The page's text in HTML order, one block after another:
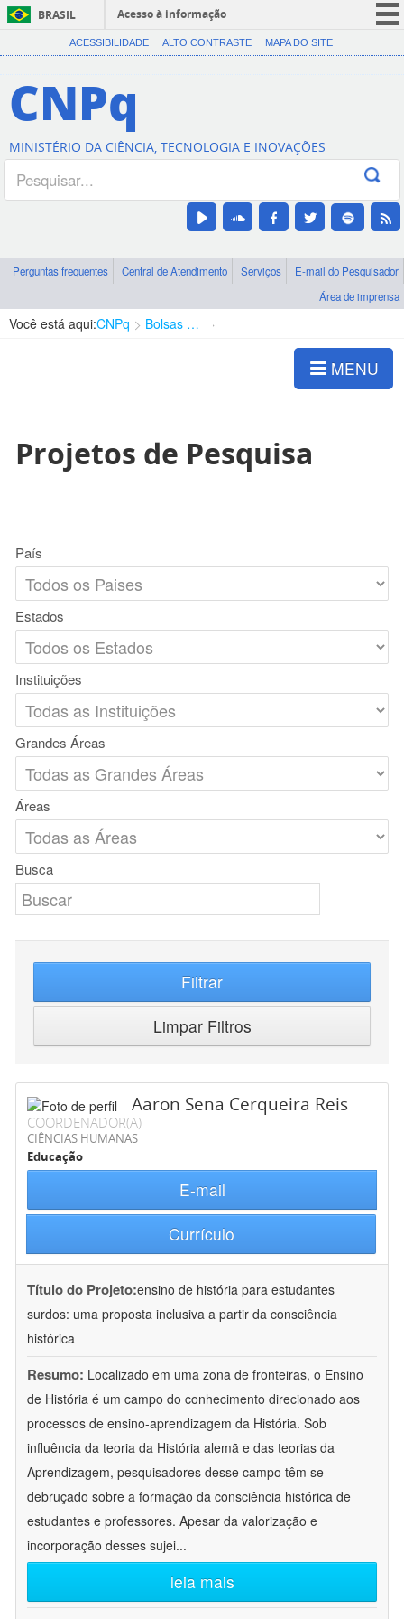
BRASIL
Acesso à informação
CORONAVÍRUS (COVID-19)
Canais
ACESSIBILIDADE ALTO CONTRASTE MAPA DO SITE
CNPq
MINISTÉRIO DA CIÊNCIA, TECNOLOGIA E INOVAÇÕES
Perguntas frequentes Central de Atendimento Serviços
E-mail do Pesquisador
Área de imprensa
Você está aqui:CNPq Bolsas e Auxílios Vigentes
MENU
Projetos de Pesquisa
País
Estados
Instituições
Grandes Áreas
Áreas
Busca
Filtrar
Limpar Filtros
Aaron Sena Cerqueira Reis
COORDENADOR(A)
CIÊNCIAS HUMANAS
Educação
E-mail
Currículo
Título do Projeto:ensino de história para estudantes
surdos: uma proposta inclusiva a partir da consciência
histórica
Resumo: Localizado em uma zona de fronteiras, o Ensino
de História é um campo do conhecimento direcionado aos
processos de ensino-aprendizagem da História. Sob
influência da teoria da História alemã e das teorias da
Aprendizagem, pesquisadores desse campo têm se
debruçado sobre a formação da consciência histórica de
estudantes e professores. Apesar da valorização e
incorporação desses sujei...
leia mais